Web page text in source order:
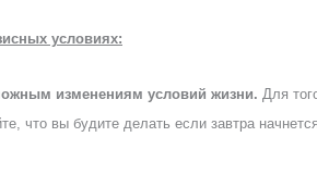
условиях:
изменениям условий жизни. Для
что вы будите делать если завтра начнется